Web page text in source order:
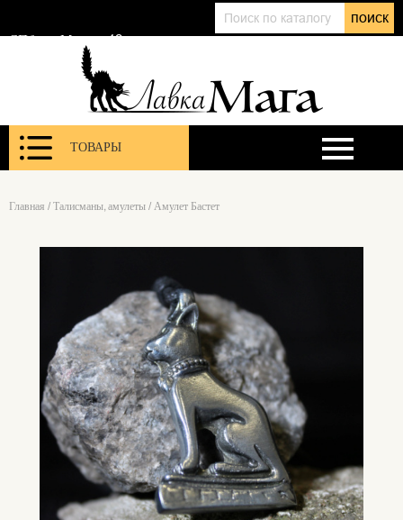
поиск
СПб, ул. Марата 12
ТОВАРЫ
Главная / Талисманы, амулеты / Амулет Бастет